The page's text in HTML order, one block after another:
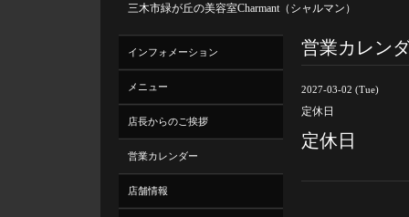
三木市緑が丘の美容室Charmant（シャルマン）
営業カレン
2027-03-02 (Tue)
定休日
定休日
インフォメーション
メニュー
店長からのご挨拶
営業カレンダー
店舗情報